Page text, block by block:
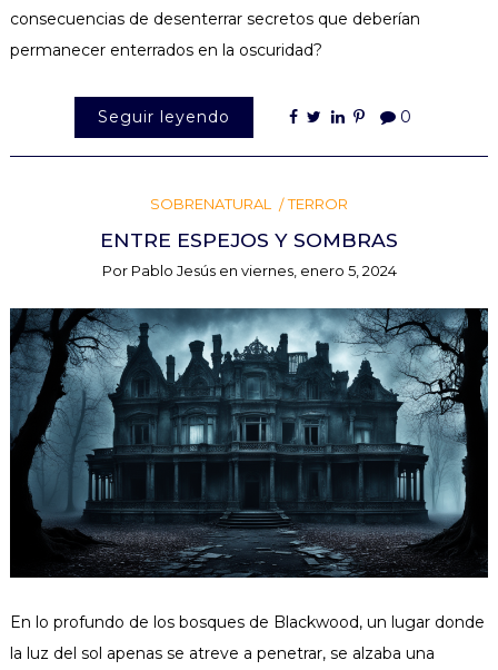
consecuencias de desenterrar secretos que deberían
permanecer enterrados en la oscuridad?
Seguir leyendo 0
SOBRENATURAL TERROR
ENTRE ESPEJOS Y SOMBRAS
Por Pablo Jesús en viernes, enero 5, 2024
En lo profundo de los bosques de Blackwood, un lugar donde
la luz del sol apenas se atreve a penetrar, se alzaba una